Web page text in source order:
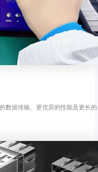
数据传输、更优异的性能及更长的